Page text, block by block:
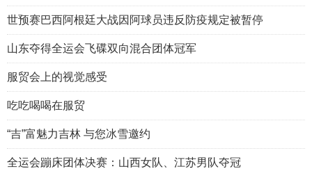
世预赛巴西阿根廷大战因阿球员违反防疫规定被暂停
山东夺得全运会飞碟双向混合团体冠军
服贸会上的视觉感受
吃吃喝喝在服贸
“吉”富魅力吉林 与您冰雪邀约
全运会蹦床团体决赛：山西女队、江苏男队夺冠